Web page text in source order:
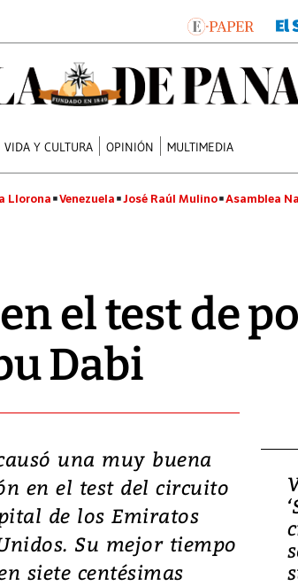
VIDA Y CULTURA OPINIÓN MULTIMEDIA
Llorona Venezuela José Raúl Mulino Asamblea
el test de
Dabi
una muy buena
en el test del circuito
de los Emiratos
Su mejor tiempo
siete centésimas
Video, Japón: Terremoto
deja heridos y graves
daños en Kumamoto